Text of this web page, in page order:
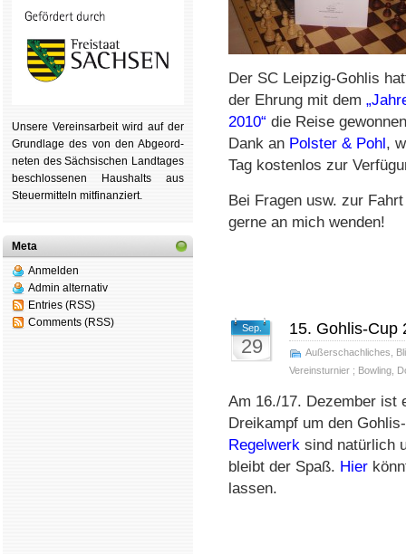
Unsere Ver­eins­ar­beit wird auf der
Grund­lage des von den Ab­ge­ord­
ne­ten des Säch­si­schen Land­tages
be­schlos­se­nen Haus­halts aus
Steu­er­mitteln mit­fi­nan­ziert.
Meta
Anmelden
Admin alternativ
Entries (RSS)
Comments (RSS)
Der SC Leipzig-Gohlis
der Ehrung mit dem
2010“ die Reise
Dank an Polster & Pohl,
Tag kostenlos zur
Bei Fragen usw. zur
gerne an mich wenden!
Sep.
29
15. Gohlis-Cup
Außerschachliches
Vereinsturnier ; Bowling
Am 16./17. Dezember ist
Dreikampf um den
Regelwerk sind natürlich
bleibt der Spaß. Hier
lassen.